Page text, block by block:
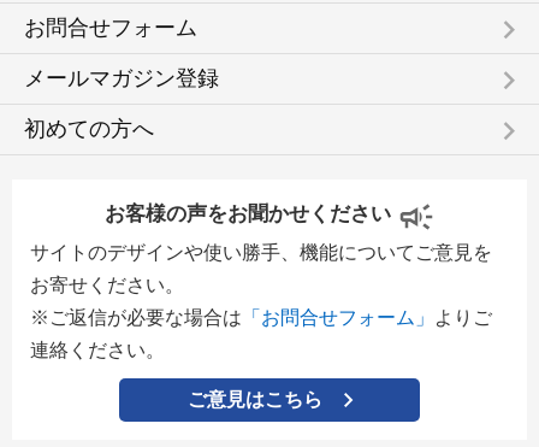
お問合せフォーム keyboard_arrow_right
メールマガジン登録 keyboard_arrow_right
初めての方へ keyboard_arrow_right
お客様の声をお聞かせください
サイトのデザインや使い勝手、機能についてご意見を
お寄せください。
※ご返信が必要な場合は 「お問合せフォーム」
よりご
連絡ください。
ご意見はこちら